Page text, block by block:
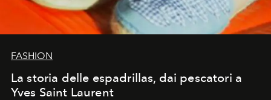
FASHION
La storia delle espadrillas, dai pescatori a
Yves Saint Laurent